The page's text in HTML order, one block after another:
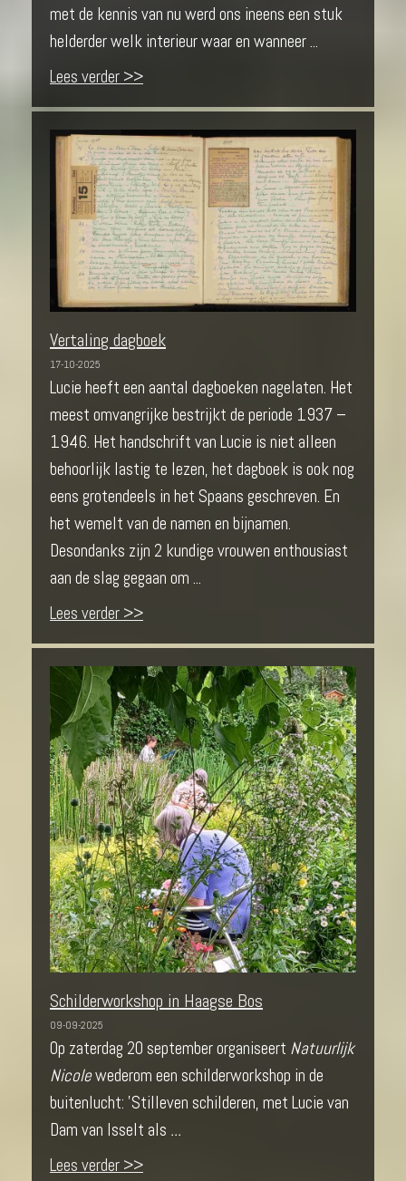
met de kennis van nu werd ons ineens een stuk
helderder welk interieur waar en wanneer ...
Lees verder >>
Vertaling dagboek
17-10-2025
Lucie heeft een aantal dagboeken nagelaten. Het
meest omvangrijke bestrijkt de periode 1937 –
1946. Het handschrift van Lucie is niet alleen
behoorlijk lastig te lezen, het dagboek is ook nog
eens grotendeels in het Spaans geschreven. En
het wemelt van de namen en bijnamen.
Desondanks zijn 2 kundige vrouwen enthousiast
aan de slag gegaan om ...
Lees verder >>
Schilderworkshop in Haagse Bos
09-09-2025
Op zaterdag 20 september organiseert Natuurlijk
Nicolewederom een schilderworkshop in de
buitenlucht: 'Stilleven schilderen, met Lucie van
Dam van Isselt als ...
Lees verder >>